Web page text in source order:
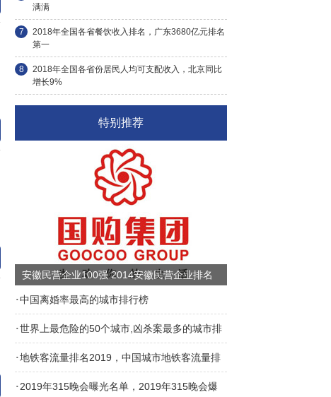
满满
7
2018年全国各省餐饮收入排名，广东3680亿元排名
第一
8
2018年全国各省份居民人均可支配收入，北京同比
增长9%
特别推荐
安徽民营企业100强 2014安徽民营企业排名
·中国离婚率最高的城市排行榜
·世界上最危险的50个城市,凶杀案最多的城市排
名
·地铁客流量排名2019，中国城市地铁客流量排
行榜
·2019年315晚会曝光名单，2019年315晚会爆